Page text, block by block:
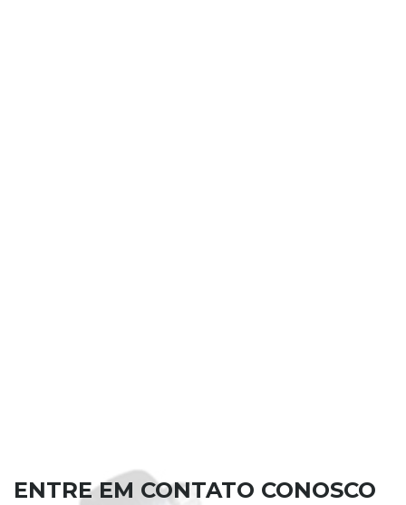
ENTRE EM CONTATO CONOSCO